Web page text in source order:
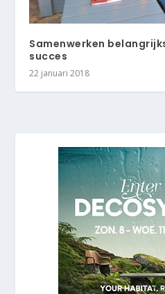
Samenwerken
succes
22 januari 2018